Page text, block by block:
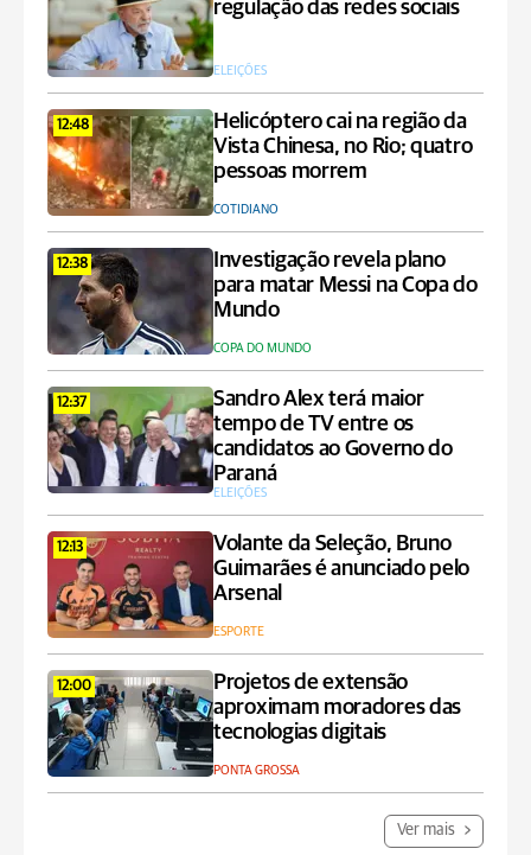
regulação das redes sociais
ELEIÇÕES
12:48
Helicóptero cai na região da
Vista Chinesa, no Rio; quatro
pessoas morrem
COTIDIANO
12:38
Investigação revela plano
para matar Messi na Copa do
Mundo
COPA DO MUNDO
12:37
Sandro Alex terá maior
tempo de TV entre os
candidatos ao Governo do
Paraná
ELEIÇÕES
12:13
Volante da Seleção, Bruno
Guimarães é anunciado pelo
Arsenal
ESPORTE
12:00
Projetos de extensão
aproximam moradores das
tecnologias digitais
PONTA GROSSA
Ver mais